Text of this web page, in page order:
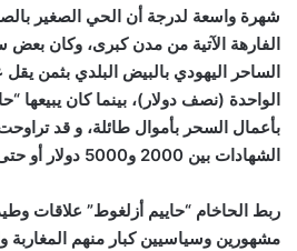
شهرة واسعة لدرجة أن الحي الصغير
الفارهة الآتية من مدن كبرى، وكان بعض
الواحدة (نصف دولار)، بينما كان يبيعها
بأعمال السحر بأموال طائلة، و قد
الشهادات بين 2000 و5000 دولار أو حتى 10000 دولار أحيانا.
ربط الحاخام “حاييم أزلغوط” علاقات
مشهورين وسياسيين كبار منهم المغاربة